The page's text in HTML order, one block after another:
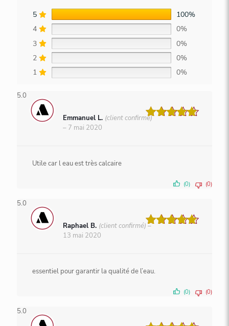
5
100%
4
0%
3
0%
2
0%
1
0%
5.0
Emmanuel L. (client confirmé)
– 7 mai 2020
Utile car l eau est très calcaire
(0) (0)
5.0
Raphael B. (client confirmé) –
13 mai 2020
essentiel pour garantir la qualité de l’eau.
(0) (0)
5.0